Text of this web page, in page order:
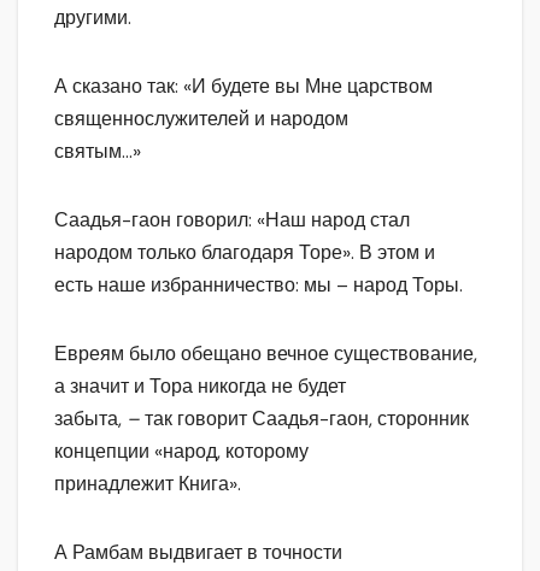
другими.
А сказано так: «И будете вы Мне царством
священнослужителей и народом
святым…»
Саадья-гаон говорил: «Наш народ стал
народом только благодаря Торе». В этом и
есть наше избранничество: мы – народ Торы.
Евреям было обещано вечное существование,
а значит и Тора никогда не будет
забыта, –так говорит Саадья-гаон, сторонник
концепции «народ, которому
принадлежит Книга».
А Рамбам выдвигает в точности